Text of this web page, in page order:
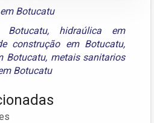
Botucatu
Botucatu, hidraúlica em
construção em Botucatu,
Botucatu, metais sanitarios
Botucatu